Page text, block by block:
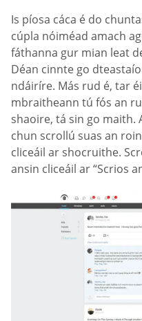
Is píosa cáca é do
cúpla nóiméad amach
fáthanna gur mian leat
Déan cinnte go
ndáiríre. Más rud é, tar
mbraitheann tú fós an
shaoire, tá sin go maith.
chun scrollú suas an
cliceáil ar shocruithe.
ansin cliceáil ar “Scrios